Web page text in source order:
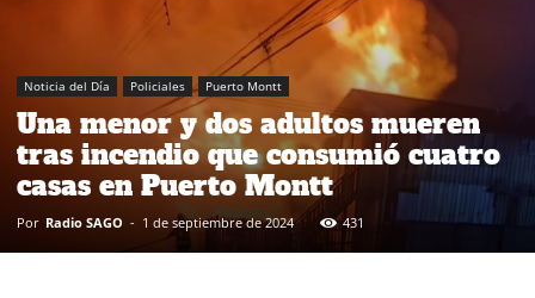
Noticia del Día Policiales Puerto Montt
Una menor y dos adultos mueren
tras incendio que consumió cuatro
casas en Puerto Montt
Por Radio SAGO - 1 de septiembre de 2024 431